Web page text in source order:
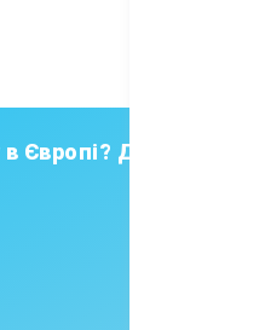
Європі? Два